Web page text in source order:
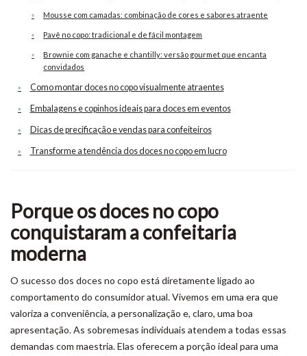
Mousse com camadas: combinação de cores e sabores atraente
Pavê no copo: tradicional e de fácil montagem
Brownie com ganache e chantilly: versão gourmet que encanta
convidados
Como montar doces no copo visualmente atraentes
Embalagens e copinhos ideais para doces em eventos
Dicas de precificação e vendas para confeiteiros
Transforme a tendência dos doces no copo em lucro
Porque os doces no copo
conquistaram a confeitaria
moderna
O sucesso dos doces no copo está diretamente ligado ao
comportamento do consumidor atual. Vivemos em uma era que
valoriza a conveniência, a personalização e, claro, uma boa
apresentação. As sobremesas individuais atendem a todas essas
demandas com maestria. Elas oferecem a porção ideal para uma